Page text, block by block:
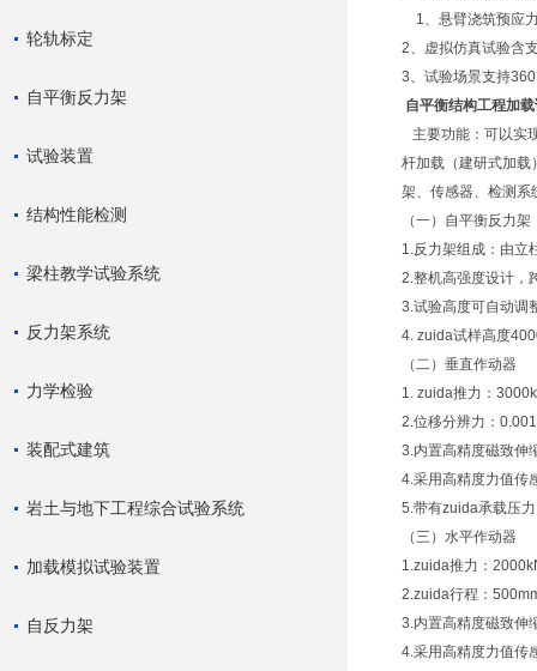
轮轨标定
自平衡反力架
试验装置
结构性能检测
梁柱教学试验系统
反力架系统
力学检验
装配式建筑
岩土与地下工程综合试验系统
加载模拟试验装置
自反力架
1、悬臂浇筑预应
2、虚拟仿真试验含
3、试验场景支持
自平衡结构工程加
主要功能：可以实
杆加载（建研式加载
架、传感器、检测系
（一）自平衡反力架
1.反力架组成：由立
2.整机高强度设计，
3.试验高度可自动调
4. zuida试样高度
（二）垂直作动器
1. zuida推力：
2.位移分辨力：
3.内置高精度磁致伸
4.采用高精度力值传
5.带有zuida承载压
（三）水平作动器
1.zuida推力：
2.zuida行程：
3.内置高精度磁致伸
4.采用高精度力值传